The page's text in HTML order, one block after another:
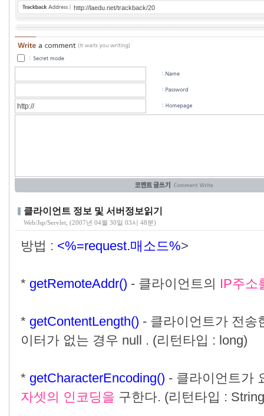
http://laedu.net/trackback/20
클라이언트 정보 및 서버정보읽기
Web/Jsp/Servlet , (2007년 04월 30일 03시 48분)
방법 : <%=request.매소드%>
* getRemoteAddr() - 클라이언트의 IP주소
* getContentLength() - 클라이언트가 전송
이터가 없는 경우 null . (리턴타입 : long)
* getCharacterEncoding() - 클라이언트가
자셋의 인코딩을 구한다. (리턴타입 :